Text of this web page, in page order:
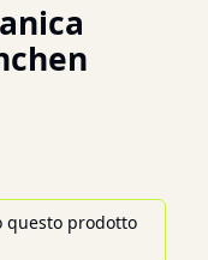
questo prodotto